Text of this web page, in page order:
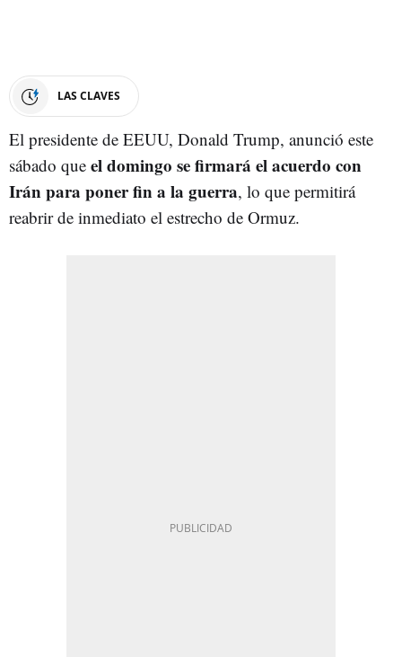
LAS CLAVES
El presidente de EEUU, Donald Trump, anunció este
sábado que el domingo se firmará el acuerdo con
Irán para poner fin a la guerra, lo que permitirá
reabrir de inmediato el estrecho de Ormuz.